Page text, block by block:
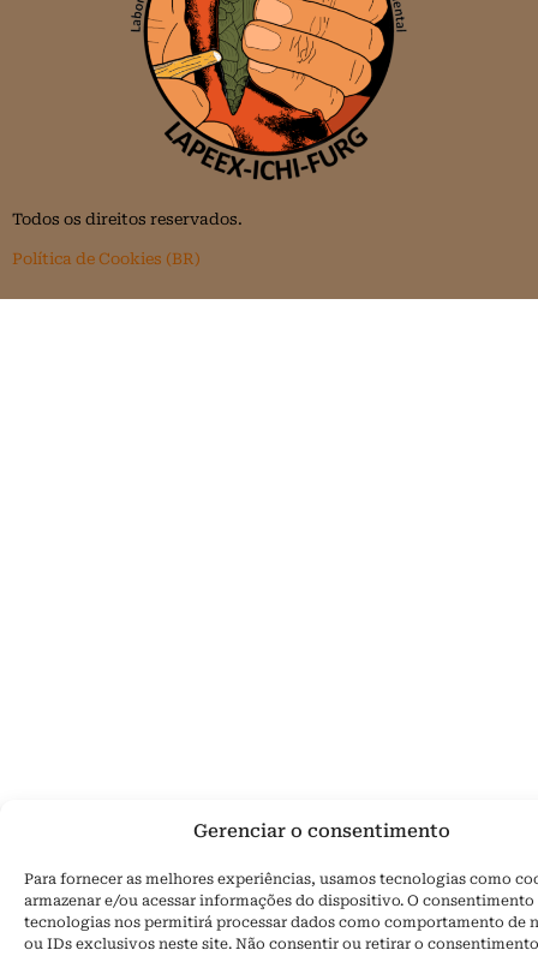
Gerenciar o consentimento
Para fornecer as melhores experiências, usamos tecnologias como
armazenar e/ou acessar informações do dispositivo. O consentimento
tecnologias nos permitirá processar dados como comportamento de
ou IDs exclusivos neste site. Não consentir ou retirar o
Todos os direitos reservados.
Política de Cookies (BR)